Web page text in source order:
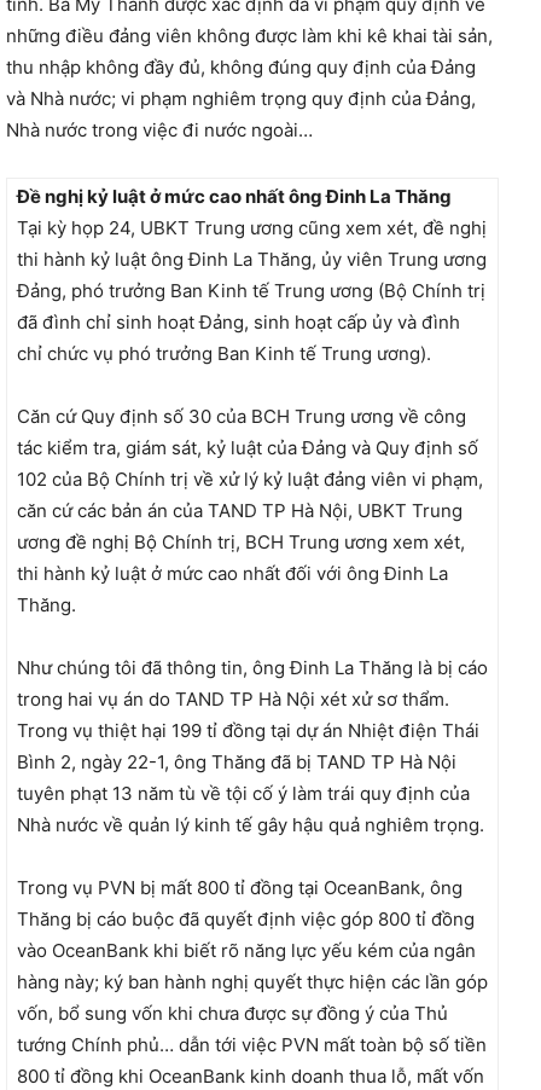
những điều đảng viên không được làm khi kê khai tài sản,
thu nhập không đầy đủ, không đúng quy định của Đảng
và Nhà nước; vi phạm nghiêm trọng quy định của Đảng,
Nhà nước trong việc đi nước ngoài…
Đề nghị kỷ luật ở mức cao nhất ông Đinh La Thăng
Tại kỳ họp 24, UBKT Trung ương cũng xem xét, đề nghị
thi hành kỷ luật ông Đinh La Thăng, ủy viên Trung ương
Đảng, phó trưởng Ban Kinh tế Trung ương (Bộ Chính trị
đã đình chỉ sinh hoạt Đảng, sinh hoạt cấp ủy và đình
chỉ chức vụ phó trưởng Ban Kinh tế Trung ương).
Căn cứ Quy định số 30 của BCH Trung ương về công
tác kiểm tra, giám sát, kỷ luật của Đảng và Quy định số
102 của Bộ Chính trị về xử lý kỷ luật đảng viên vi phạm,
căn cứ các bản án của TAND TP Hà Nội, UBKT Trung
ương đề nghị Bộ Chính trị, BCH Trung ương xem xét,
thi hành kỷ luật ở mức cao nhất đối với ông Đinh La
Thăng.
Như chúng tôi đã thông tin, ông Đinh La Thăng là bị cáo
trong hai vụ án do TAND TP Hà Nội xét xử sơ thẩm.
Trong vụ thiệt hại 199 tỉ đồng tại dự án Nhiệt điện Thái
Bình 2, ngày 22-1, ông Thăng đã bị TAND TP Hà Nội
tuyên phạt 13 năm tù về tội cố ý làm trái quy định của
Nhà nước về quản lý kinh tế gây hậu quả nghiêm trọng.
Trong vụ PVN bị mất 800 tỉ đồng tại OceanBank, ông
Thăng bị cáo buộc đã quyết định việc góp 800 tỉ đồng
vào OceanBank khi biết rõ năng lực yếu kém của ngân
hàng này; ký ban hành nghị quyết thực hiện các lần góp
vốn, bổ sung vốn khi chưa được sự đồng ý của Thủ
tướng Chính phủ… dẫn tới việc PVN mất toàn bộ số tiền
800 tỉ đồng khi OceanBank kinh doanh thua lỗ, mất vốn